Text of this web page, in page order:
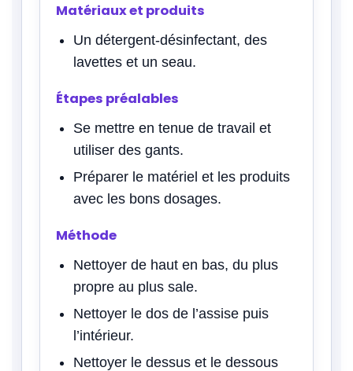
Matériaux et produits
Un détergent-désinfectant, des
lavettes et un seau.
Étapes préalables
Se mettre en tenue de travail et
utiliser des gants.
Préparer le matériel et les produits
avec les bons dosages.
Méthode
Nettoyer de haut en bas, du plus
propre au plus sale.
Nettoyer le dos de l’assise puis
l’intérieur.
Nettoyer le dessus et le dessous